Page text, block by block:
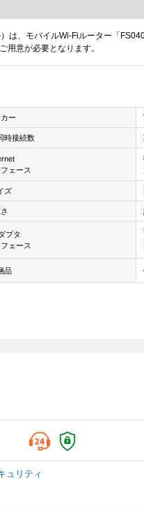
は、モバイルWi-Fiルーター「
用意が必要となります。
カー
時接続数
ェース
ズ
プタ
ェース
品
ュリティ